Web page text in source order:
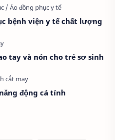
bệnh viện y tế chất lượng
tay và nón cho trẻ sơ sinh
động cá tính